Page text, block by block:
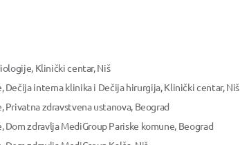
Klinički centar, Niš
Dečija interna klinika i Dečija hirurgija, Klinički centar, Niš
zdravstvena ustanova, Beograd
zdravlja MediGroup Pariske komune, Beograd